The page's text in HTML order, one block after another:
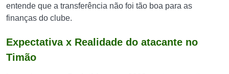
entende que a transferência não foi tão boa para as
finanças do clube.
Expectativa x Realidade do atacante no
Timão